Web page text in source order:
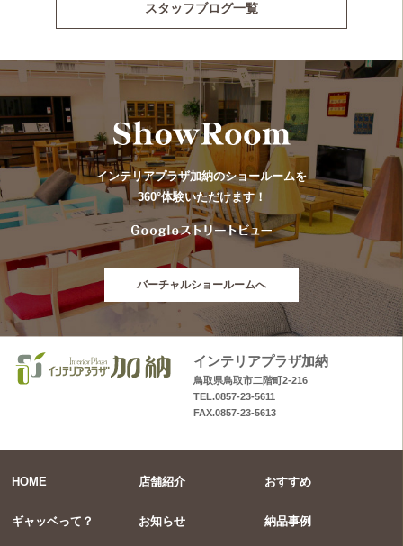
スタッフブログ一覧
インテリアプラザ加納のショールームを
360°体験いただけます！
バーチャルショールームへ
インテリアプラザ加納
鳥取県鳥取市二階町2-216
TEL.0857-23-5611
FAX.0857-23-5613
HOME 店舗紹介 おすすめ
ギャッベって？ お知らせ 納品事例